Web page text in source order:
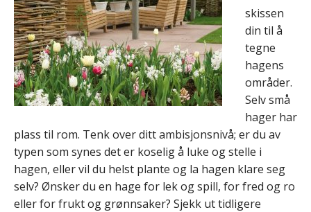
skissen
din til å
tegne
hagens
områder.
Selv små
hager har
plass til rom. Tenk over ditt ambisjonsnivå; er du av
typen som synes det er koselig å luke og stelle i
hagen, eller vil du helst plante og la hagen klare seg
selv? Ønsker du en hage for lek og spill, for fred og ro
eller for frukt og grønnsaker? Sjekk ut tidligere